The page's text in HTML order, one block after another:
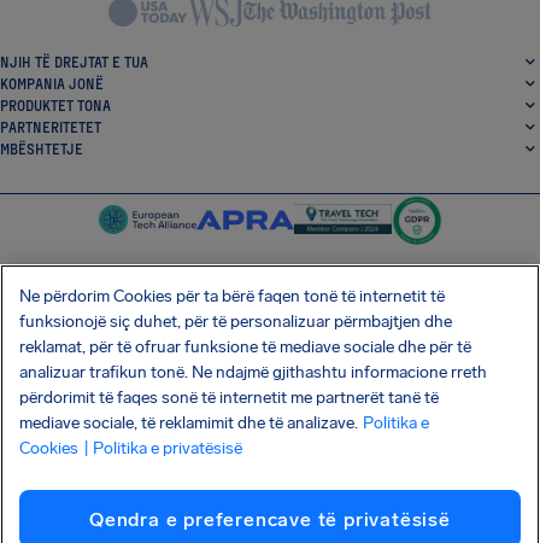
NJIH TË DREJTAT E TUA
KOMPANIA JONË
PRODUKTET TONA
PARTNERITETET
MBËSHTETJE
SocialFacebook
SocialTwitter
SocialInstagram
SocialLinkedin
SHKARKO APLIKACIONIN TONË FALAS
Termat dhe Kushtet Politika e privatësisë
Sulmi i zinxhirit të furnizimit Shai-Hulud
Tërheqja nga kontrata
Ne përdorim Cookies për ta bërë faqen tonë të internetit të
funksionojë siç duhet, për të personalizuar përmbajtjen dhe
reklamat, për të ofruar funksione të mediave sociale dhe për të
analizuar trafikun tonë. Ne ndajmë gjithashtu informacione rreth
përdorimit të faqes sonë të internetit me partnerët tanë të
mediave sociale, të reklamimit dhe të analizave. Politika e
Cookies
| Politika e privatësisë
Qendra e preferencave të privatësisë